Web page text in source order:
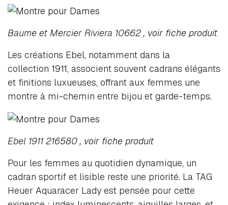
Baume et Mercier Riviera 10662 , voir fiche produit
Les créations Ebel, notamment dans la
collection 1911, associent souvent cadrans élégants
et finitions luxueuses, offrant aux femmes une
montre à mi-chemin entre bijou et garde-temps.
Ebel 1911 216580 , voir fiche produit
Pour les femmes au quotidien dynamique, un
cadran sportif et lisible reste une priorité. La TAG
Heuer Aquaracer Lady est pensée pour cette